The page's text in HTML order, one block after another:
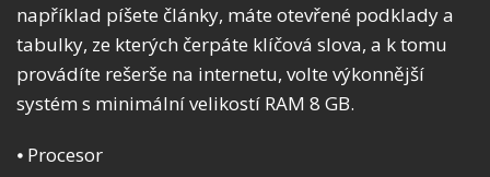
například píšete články, máte otevřené podklady a
tabulky, ze kterých čerpáte klíčová slova, a k tomu
provádíte rešerše na internetu, volte výkonnější
systém s minimální velikostí RAM 8 GB.
⦁ Procesor